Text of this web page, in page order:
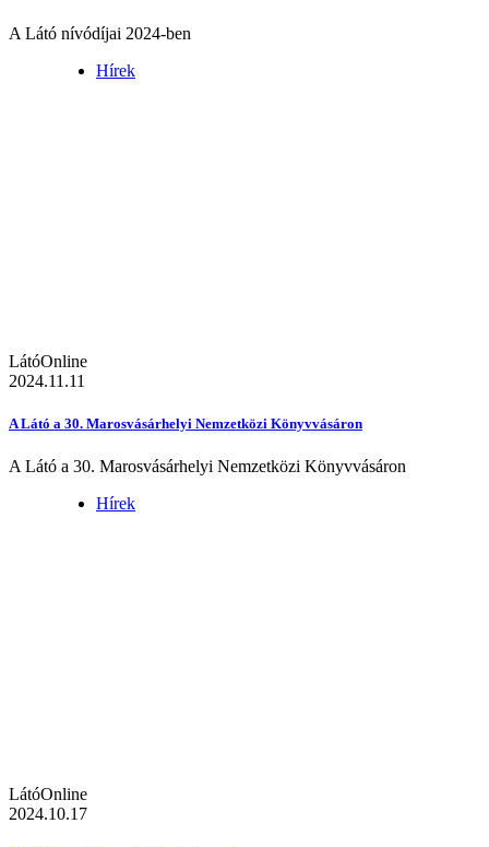
A Látó nívódíjai 2024-ben
Hírek
LátóOnline
2024.11.11
A Látó a 30. Marosvásárhelyi Nemzetközi Könyvvásáron
A Látó a 30. Marosvásárhelyi Nemzetközi Könyvvásáron
Hírek
LátóOnline
2024.10.17